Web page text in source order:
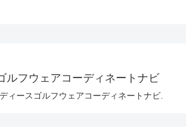
ルフウェアコーディネートナビ
ィースゴルフウェアコーディネートナビ.